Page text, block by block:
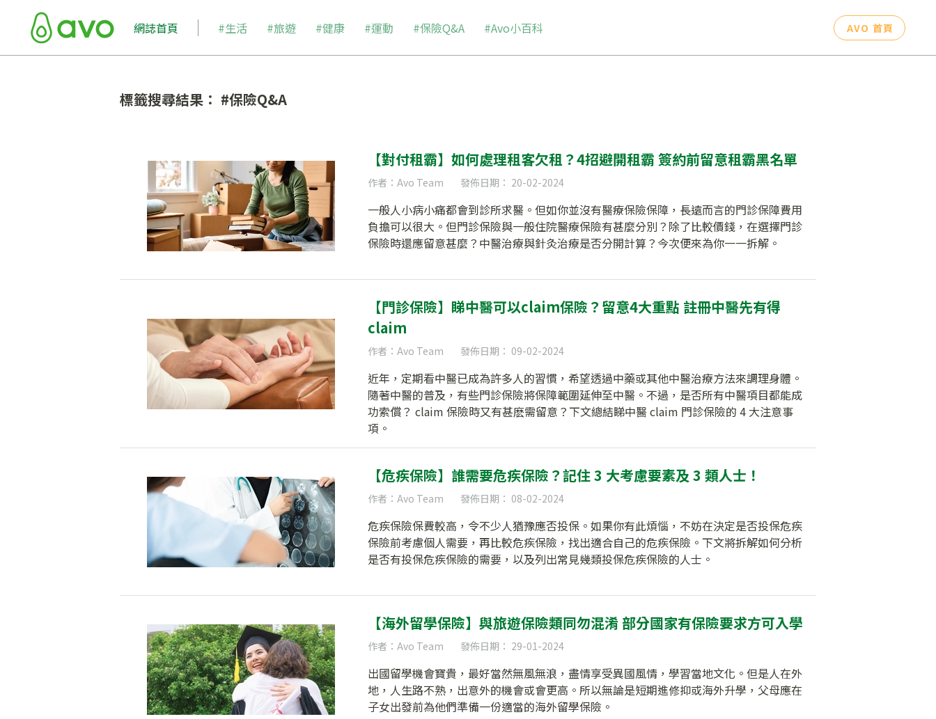
網誌首頁 #生活 #旅遊 #健康 #運動 #保險Q&A #Avo小百科 AVO 首頁
標籤搜尋結果： #保險Q&A
【對付租霸】如何處理租客欠租？4招避開租霸 簽約前留意租霸黑名單
作者：Avo Team 發佈日期： 20-02-2024
一般人小病小痛都會到診所求醫。但如你並沒有醫療保險保障，長遠而言的門診保障費用
負擔可以很大。但門診保險與一般住院醫療保險有甚麼分別？除了比較價錢，在選擇門診
保險時還應留意甚麼？中醫治療與針灸治療是否分開計算？今次便來為你一一拆解。
【門診保險】睇中醫可以claim保險？留意4大重點 註冊中醫先有得
claim
作者：Avo Team 發佈日期： 09-02-2024
近年，定期看中醫已成為許多人的習慣，希望透過中藥或其他中醫治療方法來調理身體。
隨著中醫的普及，有些門診保險將保障範圍延伸至中醫。不過，是否所有中醫項目都能成
功索償？ claim 保險時又有甚麽需留意？下文總結睇中醫 claim 門診保險的 4 大注意事
項。
【危疾保險】誰需要危疾保險？記住 3 大考慮要素及 3 類人士！
作者：Avo Team 發佈日期： 08-02-2024
危疾保險保費較高，令不少人猶豫應否投保。如果你有此煩惱，不妨在決定是否投保危疾
保險前考慮個人需要，再比較危疾保險，找出適合自己的危疾保險。下文將拆解如何分析
是否有投保危疾保險的需要，以及列出常見幾類投保危疾保險的人士。
【海外留學保險】與旅遊保險類同勿混淆 部分國家有保險要求方可入學
作者：Avo Team 發佈日期： 29-01-2024
出國留學機會寶貴，最好當然無風無浪，盡情享受異國風情，學習當地文化。但是人在外
地，人生路不熟，出意外的機會或會更高。所以無論是短期進修抑或海外升學，父母應在
子女出發前為他們準備一份適當的海外留學保險。